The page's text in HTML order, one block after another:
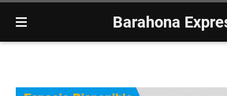
Barahona